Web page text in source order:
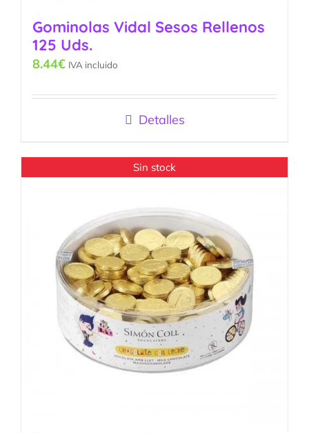
Gominolas Vidal Sesos Rellenos
125 Uds.
8.44€ IVA incluido
Detalles
Sin stock